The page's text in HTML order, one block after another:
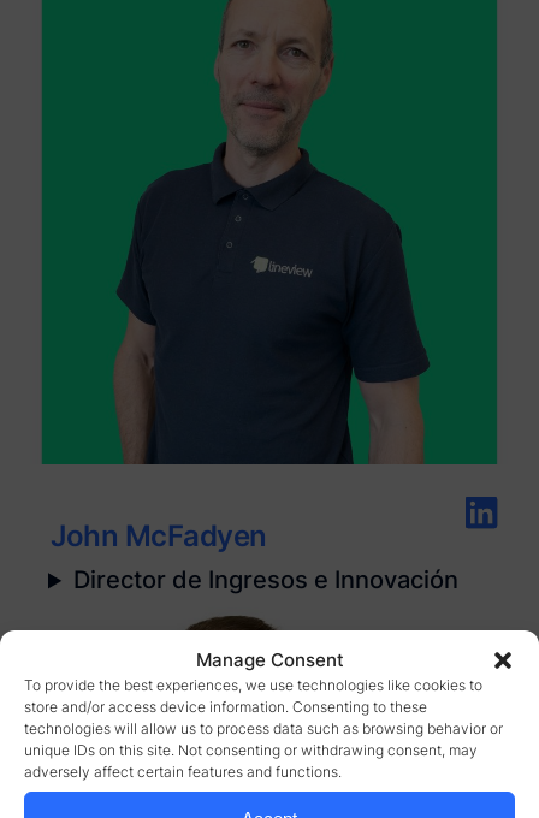
Manage Consent
To provide the best experiences, we use technologies like cookies to
store and/or access device information. Consenting to these
technologies will allow us to process data such as browsing behavior or
unique IDs on this site. Not consenting or withdrawing consent, may
adversely affect certain features and functions.
John McFadyen
Director de Ingresos e Innovación